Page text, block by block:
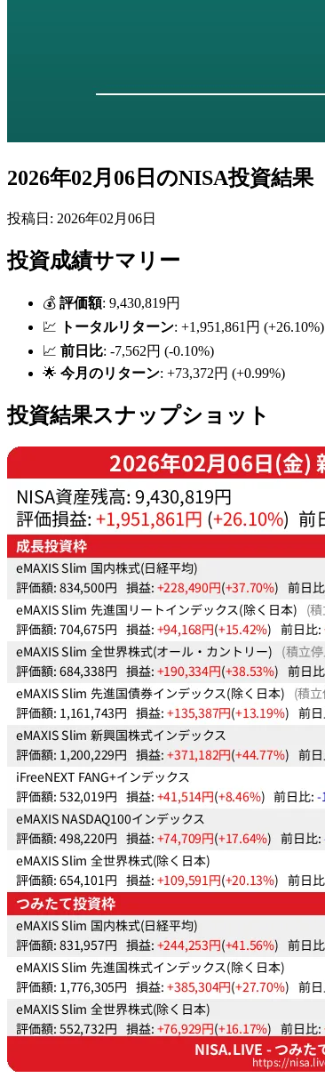
2026年02月06日のNISA投資結果
投稿日: 2026年02月06日
投資成績サマリー
💰 評価額: 9,430,819円
💹
トータルリターン: +1,951,861円 (+26.10%)
📈 前日比: -7,562円 (-0.10%)
🌟 今月のリターン: +73,372円 (+0.99%)
投資結果スナップショット